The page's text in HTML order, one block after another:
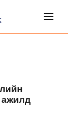
ажилд